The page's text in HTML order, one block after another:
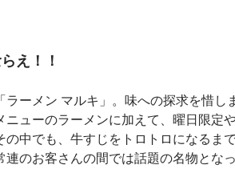
え！！
ーメン マルキ」。味への探求を惜し
ューのラーメンに加えて、曜日限定
中でも、牛すじをトロトロになるま
のお客さんの間では話題の名物となっ